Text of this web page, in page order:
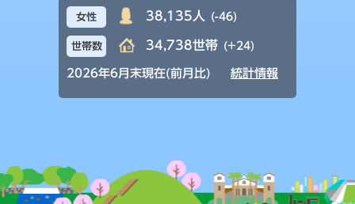
女性 38,135人 (-46)
世帯数 34,738世帯 (+24)
2026年6月末現在(前月比) 統計情報